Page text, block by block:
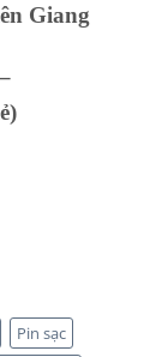
Giang
Pin sạc